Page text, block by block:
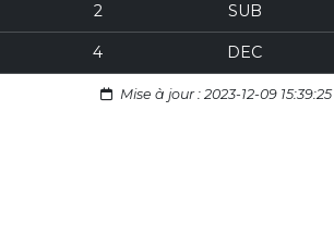
2 SUB
4 DEC
Mise à jour : 2023-12-09 15:39:25